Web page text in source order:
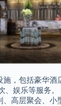
，包括豪华
娱乐等服务
高层聚会、